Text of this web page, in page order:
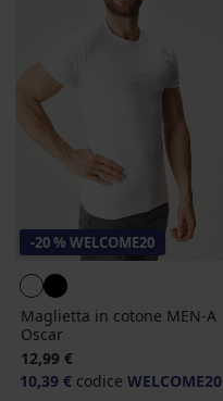
-20 % WELCOME20
Maglietta in cotone MEN-A
Oscar
12,99 €
10,39 € codice WELCOME20